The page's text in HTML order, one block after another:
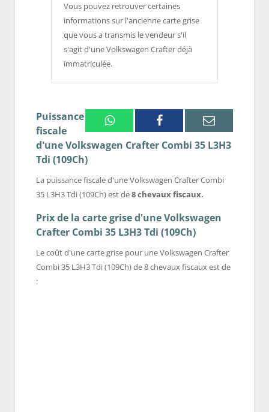
Vous pouvez retrouver certaines
informations sur l'ancienne carte grise
que vous a transmis le vendeur s'il
s'agit d'une Volkswagen Crafter déjà
immatriculée.
WhatsappFacebook Email
Puissance
fiscale
d'une Volkswagen Crafter Combi 35 L3H3
Tdi (109Ch)
La puissance fiscale d'une Volkswagen Crafter Combi
35 L3H3 Tdi (109Ch) est de8 chevaux fiscaux.
Prix de la carte grise d'une Volkswagen
Crafter Combi 35 L3H3 Tdi (109Ch)
Le coût d'une carte grise pour une Volkswagen Crafter
Combi 35 L3H3 Tdi (109Ch) de 8 chevaux fiscaux est de
: